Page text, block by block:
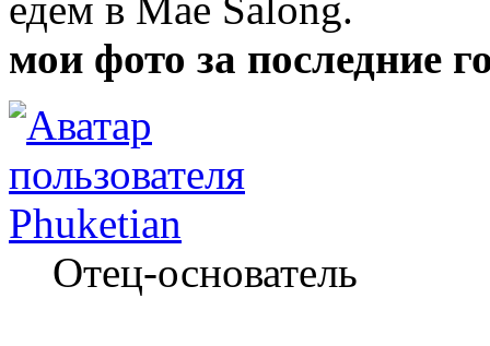
едем в Mae Salong.
мои фото за последние
Phuketian
Отец-основатель